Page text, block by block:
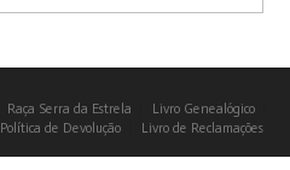
Raça Serra da Estrela
Livro Genealógico
Política de Devolução Livro de Reclamações